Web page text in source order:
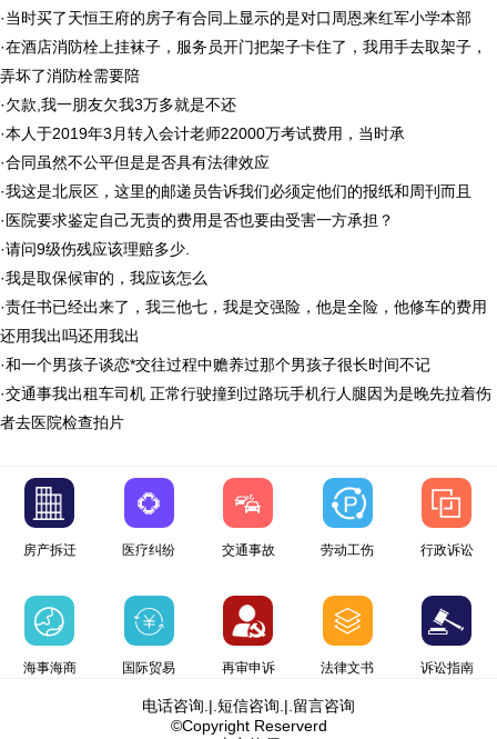
·当时买了天恒王府的房子有合同上显示的是对口周恩来红军小学本部
·在酒店消防栓上挂袜子，服务员开门把架子卡住了，我用手去取架子，
弄坏了消防栓需要陪
·欠款,我一朋友欠我3万多就是不还
·本人于2019年3月转入会计老师22000万考试费用，当时承
·合同虽然不公平但是是否具有法律效应
·我这是北辰区，这里的邮递员告诉我们必须定他们的报纸和周刊而且
· 医院要求鉴定自己无责的费用是否也要由受害一方承担？
·请问9级伤残应该理赔多少.
·我是取保候审的，我应该怎么
·责任书已经出来了，我三他七，我是交强险，他是全险，他修车的费用
还用我出吗还用我出
·和一个男孩子谈恋*交往过程中赡养过那个男孩子很长时间不记
·交通事我出租车司机 正常行驶撞到过路玩手机行人腿因为是晚先拉着伤
者去医院检查拍片
房产拆迁 医疗纠纷 交通事故 劳动工伤 行政诉讼
海事海商 国际贸易 再审申诉 法律文书 诉讼指南
电话咨询 .|. 短信咨询 .|. 留言咨询
©Copyright Reserverd